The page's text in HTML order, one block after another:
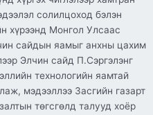
солилцоход бэлэн
хүрээнд Монгол Улсаас
сайдын яамыг анхны цахим
Элчин сайд П.Сэргэлэнг
технологийн яамтай
мэдээллээ Засгийн газарт
төгсгөлд талууд хоёр